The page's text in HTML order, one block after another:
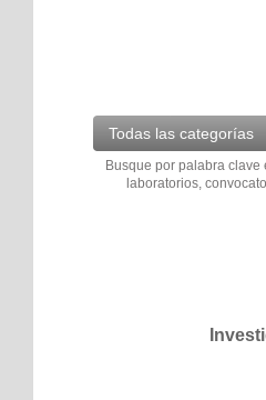
Todas las categorías
Busque por palabra
laboratorios,